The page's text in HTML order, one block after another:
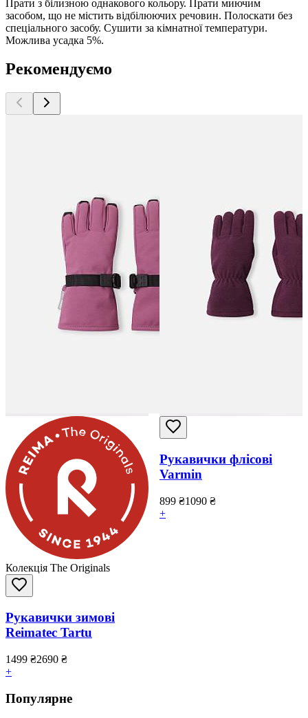
Прати з білизною однакового кольору. Прати миючим
засобом, що не містить відбілюючих речовин. Полоскати без
спеціального засобу. Сушити за кімнатної температури.
Можлива усадка 5%.
Рекомендуємо
Колекція The Originals
Рукавички зимові
Reimatec Tartu
1499 ₴2690 ₴
+
Рукавички флісові
Varmin
899 ₴1090 ₴
+
Популярне